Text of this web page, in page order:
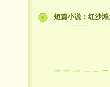
短篇小说：红沙滩